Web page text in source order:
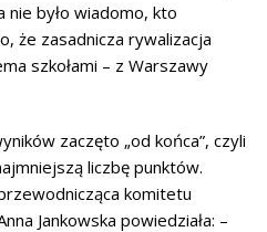
nie było wiadomo, kto
że zasadnicza rywalizacja
szkołami – z Warszawy
zaczęto „od końca”, czyli
liczbę punktów.
komitetu
Jankowska powiedziała: –